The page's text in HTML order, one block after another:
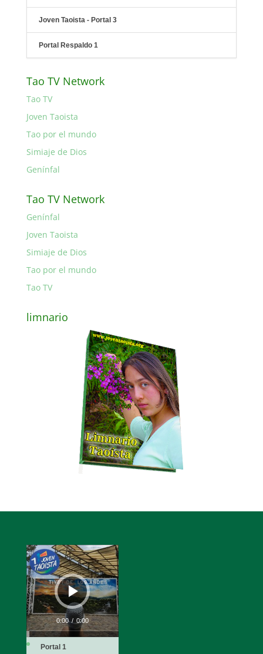
Joven Taoista - Portal 3
Portal Respaldo 1
Tao TV Network
Tao TV
Joven Taoista
Tao por el mundo
Simiaje de Dios
Genínfal
Tao TV Network
Genínfal
Joven Taoista
Simiaje de Dios
Tao por el mundo
Tao TV
limnario
Reproductor
de
audio
0:00 / 0:00
Portal 1